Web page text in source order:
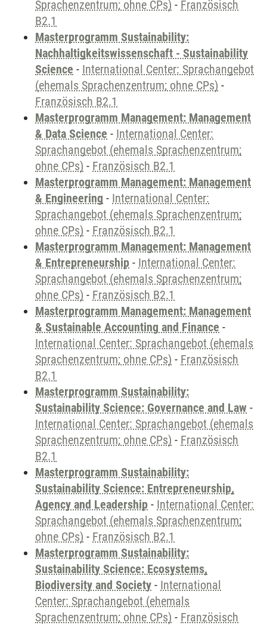
Sprachenzentrum; ohne CPs) - Französisch
B2.1
Masterprogramm Sustainability:
Nachhaltigkeitswissenschaft - Sustainability
Science - International Center: Sprachangebot
(ehemals Sprachenzentrum; ohne CPs) -
Französisch B2.1
Masterprogramm Management: Management
& Data Science - International Center:
Sprachangebot (ehemals Sprachenzentrum;
ohne CPs) - Französisch B2.1
Masterprogramm Management: Management
& Engineering - International Center:
Sprachangebot (ehemals Sprachenzentrum;
ohne CPs) - Französisch B2.1
Masterprogramm Management: Management
& Entrepreneurship - International Center:
Sprachangebot (ehemals Sprachenzentrum;
ohne CPs) - Französisch B2.1
Masterprogramm Management: Management
& Sustainable Accounting and Finance -
International Center: Sprachangebot (ehemals
Sprachenzentrum; ohne CPs) - Französisch
B2.1
Masterprogramm Sustainability:
Sustainability Science: Governance and Law -
International Center: Sprachangebot (ehemals
Sprachenzentrum; ohne CPs) - Französisch
B2.1
Masterprogramm Sustainability:
Sustainability Science: Entrepreneurship,
Agency and Leadership - International Center:
Sprachangebot (ehemals Sprachenzentrum;
ohne CPs) - Französisch B2.1
Masterprogramm Sustainability:
Sustainability Science: Ecosystems,
Biodiversity and Society - International
Center: Sprachangebot (ehemals
Sprachenzentrum; ohne CPs) - Französisch